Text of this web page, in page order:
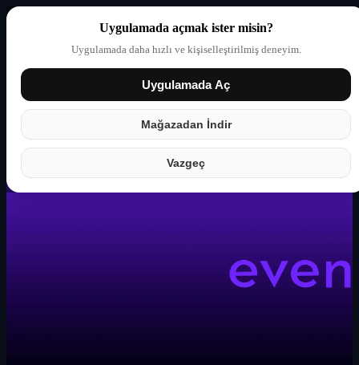
Uygulamada açmak ister misin?
Uygulamada daha hızlı ve kişiselleştirilmiş deneyim.
Uygulamada Aç
Mağazadan İndir
Vazgeç
Giriş yap Partner